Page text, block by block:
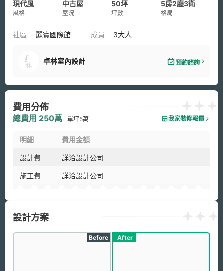
現代風
風格
中古屋
屋況
50坪
坪數
5房2廳3衛
格局
社區 麗寶國際館 成員 3大人
卓林室內設計 預約諮詢
費用分佈
總費用 250萬 單坪5萬 我家裝修報價
明細 費用金額
設計費 詳洽設計公司
施工費 詳洽設計公司
設計方案
Before After